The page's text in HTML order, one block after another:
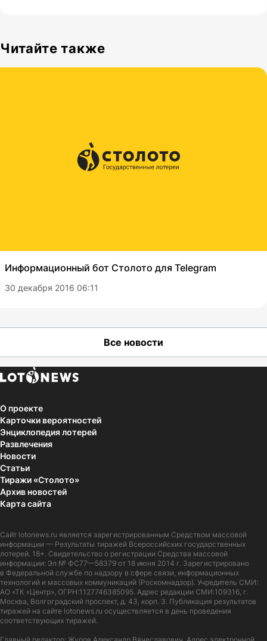
Читайте также
Информационный бот Столото для Telegram
30 декабря 2016 06:11
Все новости
О проекте
Карточки вероятностей
Энциклопедия лотерей
Развлечения
Новости
Статьи
Тиражи «Столото»
Архив новостей
Карта сайта
Сайт lotonews.ru является зарегистрированным Средством массовой
информации — Результаты тиражей Всероссийских государственных
лотерей. 18+. Свидетельство о регистрации Средства массовой
информации: Эл № ФС77—58379 от 18 июня 2014 г. Зарегистрировано
в Федеральной службе по надзору в сфере связи, информационных
технологий и массовых коммуникаций (Роскомнадзор). Учредитель СМИ:
АО «ТК «Центр», ОГРН:1127746385095. Адрес редакции СМИ:109316, г.
Москва, Волгоградский проспект, д. 43, корп. 3. Публикация результатов
тиражей на сайте lotonews.ru осуществляется в день проведения
соответствующих тиражей.